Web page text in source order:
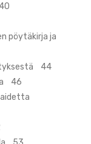
pöytäkirja ja
44
46